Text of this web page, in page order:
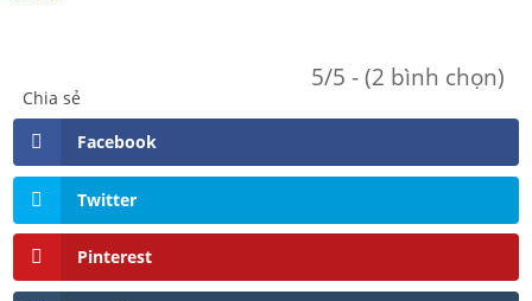
5/5 - (2 bình chọn)
Chia sẻ
Facebook
Twitter
Pinterest